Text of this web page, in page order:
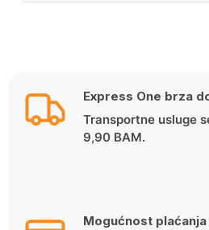
Express One brza
Transportne usluge
9,90 BAM.
Mogućnost